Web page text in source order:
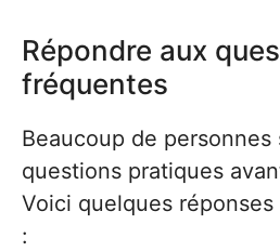
Répondre aux
fréquentes
Beaucoup de
questions pratiques
Voici quelques
: